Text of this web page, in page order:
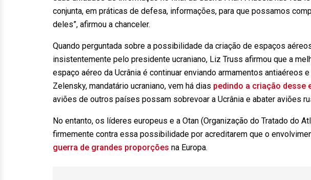
conjunta, em práticas de defesa, informações, para que possamos
deles”, afirmou a chanceler.
Quando perguntada sobre a possibilidade da criação de espaços
insistentemente pelo presidente ucraniano, Liz Truss afirmou que a
espaço aéreo da Ucrânia é continuar enviando armamentos antiaéreos
Zelensky, mandatário ucraniano, vem há dias pedindo a criação desse
aviões de outros países possam sobrevoar a Ucrânia e abater aviões
No entanto, os líderes europeus e a Otan (Organização do Tratado do
firmemente contra essa possibilidade por acreditarem que o
guerra de grandes proporções na Europa.